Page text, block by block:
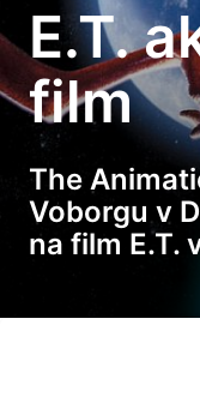
E.T.
film
The
Voborgu v
na film E.T.